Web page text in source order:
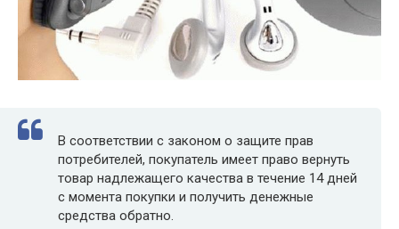
В соответствии с законом о защите прав
потребителей, покупатель имеет право вернуть
товар надлежащего качества в течение 14 дней
с момента покупки и получить денежные
средства обратно.